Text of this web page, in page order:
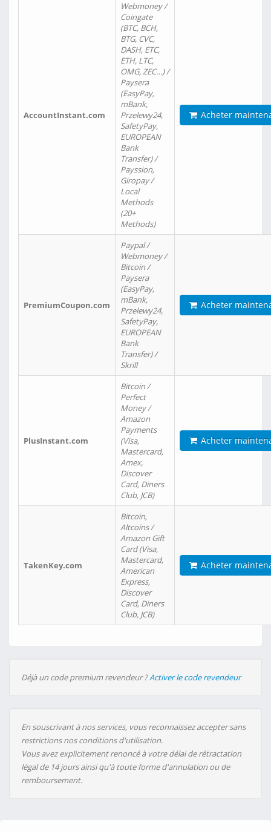
AccountInstant.com
Webmoney /
Coingate
(BTC, BCH,
BTG, CVC,
DASH, ETC,
ETH, LTC,
OMG, ZEC…) /
Paysera
(EasyPay,
mBank,
Przelewy24,
SafetyPay,
EUROPEAN
Bank
Transfer) /
Payssion,
Giropay /
Local
Methods
(20+
Methods)
Acheter
PremiumCoupon.com
Paypal /
Webmoney /
Bitcoin /
Paysera
(EasyPay,
mBank,
Przelewy24,
SafetyPay,
EUROPEAN
Bank
Transfer) /
Skrill
Acheter
PlusInstant.com
Bitcoin /
Perfect
Money /
Amazon
Payments
(Visa,
Mastercard,
Amex,
Discover
Card, Diners
Club, JCB)
Acheter
TakenKey.com
Bitcoin,
Altcoins /
Amazon Gift
Card (Visa,
Mastercard,
American
Express,
Discover
Card, Diners
Club, JCB)
Acheter
Déjà un code premium revendeur ?Activer le code revendeur
En souscrivant à nos services, vous reconnaissez accepter sans
restrictions nos conditions d'utilisation.
Vous avez explicitement renoncé à votre délai de rétractation
légal de 14 jours ainsi qu'à toute forme d'annulation ou de
remboursement.